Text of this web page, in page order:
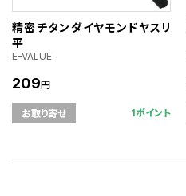
精密チタンダイヤモンドヤスリ
平
E-VALUE
209円
お取り寄せ 1ポイント